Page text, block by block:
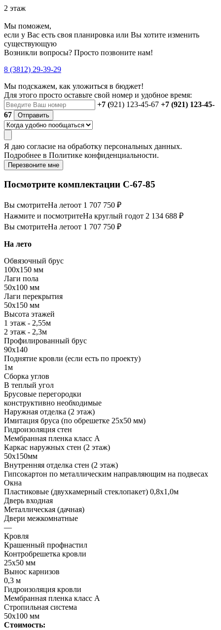
2 этаж
Мы поможем,
если у Вас есть своя планировка или Вы хотите изменить
существующую
Возникли вопросы? Просто позвоните нам!
8 (3812) 29-39-29
Мы подскажем, как уложиться в бюджет!
Для этого просто оставьте свой номер и удобное время:
+7 (921) 123-45-67 +7 (921) 123-45-
67
Отправить
Я даю согласие на обработку персональных данных.
Подробнее в Политике конфиденциальности.
Перезвоните мне
Посмотрите комплектации С-67-85
Вы смотритеНа летоот 1 707 750 ₽
Нажмите и посмотритеНа круглый годот 2 134 688 ₽
Вы смотритеНа летоот 1 707 750 ₽
На лето
Обвязочный брус
100х150 мм
Лаги пола
50х100 мм
Лаги перекрытия
50х150 мм
Высота этажей
1 этаж - 2,55м
2 этаж - 2,3м
Профилированный брус
90х140
Поднятие кровли (если есть по проекту)
1м
Сборка углов
В теплый угол
Брусовые перегородки
конструктивно необходимые
Наружная отделка (2 этаж)
Имитация бруса (по обрешетке 25х50 мм)
Гидроизоляция стен
Мембранная пленка класс А
Каркас наружных стен (2 этаж)
50х150мм
Внутренняя отделка стен (2 этаж)
Гипсокартон по металлическим направляющим на подвесах
Окна
Пластиковые (двухкамерный стеклопакет) 0,8х1,0м
Дверь входная
Металлическая (дачная)
Двери межкомнатные
—
Кровля
Крашенный профнастил
Контробрешетка кровли
25х50 мм
Вынос карнизов
0,3 м
Гидроизоляция кровли
Мембранная пленка класс А
Стропильная система
50х100 мм
Стоимость: